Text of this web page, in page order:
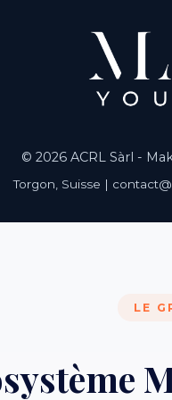
© 2026 ACRL Sàrl -
Torgon, Suisse |
LE